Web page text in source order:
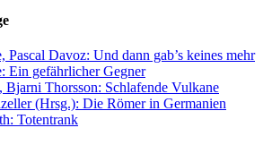
Pascal Davoz: Und dann gab’s keines mehr
Ein gefährlicher Gegner
Thorsson: Schlafende Vulkane
(Hrsg.): Die Römer in Germanien
Totentrank